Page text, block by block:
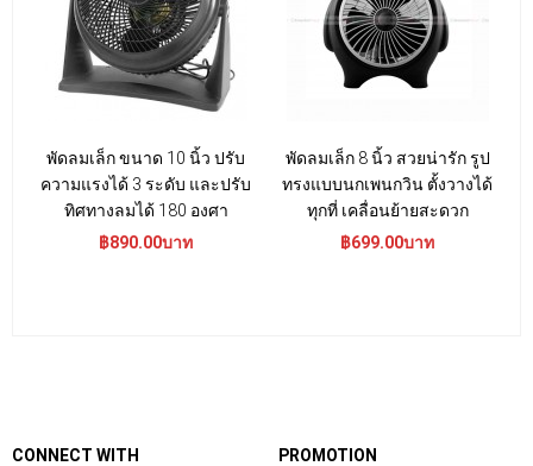
พัดลมเล็ก ขนาด 10 นิ้ว ปรับ
ความแรงได้ 3 ระดับ และปรับ
ทิศทางลมได้ 180 องศา
฿890.00บาท
พัดลมเล็ก 8 นิ้ว สวยน่ารัก รูป
ทรงแบบนกเพนกวิน ตั้งวางได้
ทุกที่ เคลื่อนย้ายสะดวก
฿699.00บาท
CONNECT WITH PROMOTION